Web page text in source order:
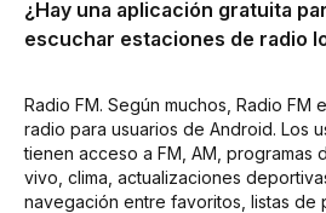
¿Hay una aplicación gratuita
escuchar estaciones de radio
Radio FM. Según muchos, Radio FM
radio para usuarios de Android. Los
tienen acceso a FM, AM, programas
vivo, clima, actualizaciones
navegación entre favoritos, listas de